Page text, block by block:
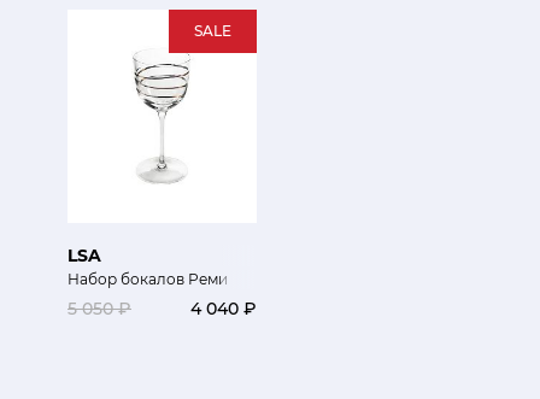
SALE
LSA
Набор бокалов Реми
5 050 ₽ 4 040 ₽